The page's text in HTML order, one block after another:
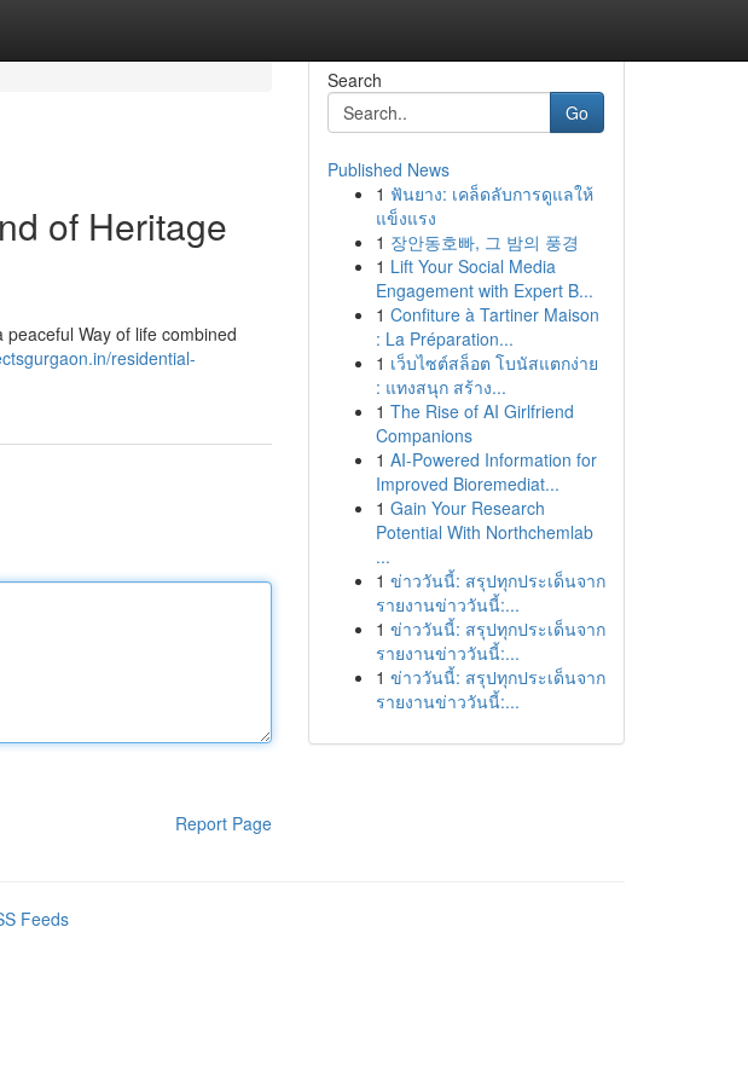
of Heritage
Way of life combined
residential-
Report Page
Search
Go
Published News
1 ฟันยาง: เคล็ดลับการดูแลให้
แข็งแรง
1 장안동호빠, 그 밤의 풍경
1 Lift Your Social Media
Engagement with Expert B...
1 Confiture à Tartiner Maison
: La Préparation...
1 เว็บไซต์สล็อต โบนัสแตกง่าย
: แทงสนุก สร้าง...
1 The Rise of AI Girlfriend
Companions
1 AI-Powered Information for
Improved Bioremediat...
1 Gain Your Research
Potential With Northchemlab
...
1 ข่าววันนี้: สรุปทุกประเด็นจาก
รายงานข่าววันนี้:...
1 ข่าววันนี้: สรุปทุกประเด็นจาก
รายงานข่าววันนี้:...
1 ข่าววันนี้: สรุปทุกประเด็นจาก
รายงานข่าววันนี้:...
Feeds